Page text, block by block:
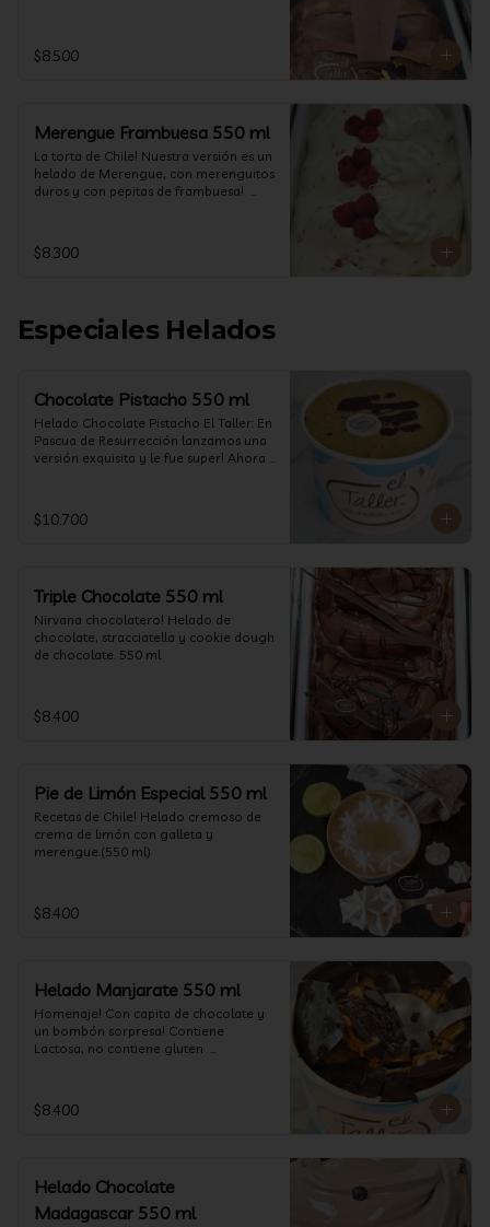
$8.500
Merengue Frambuesa 550 ml
La torta de Chile! Nuestra versión es un
helado de Merengue, con merenguitos
duros y con pepitas de frambuesa!
$8.300
Especiales Helados
Chocolate Pistacho 550 ml
Helado Chocolate Pistacho El Taller: En
Pascua de Resurrección lanzamos una
versión exquisita y le fue super! Ahora
calidad, al centro una bomba de
chocolate blanco relleno de crema de
$10.700
Triple Chocolate 550 ml
Nirvana chocolatero! Helado de
chocolate, stracciatella y cookie dough
de chocolate. 550 ml
$8.400
Pie de Limón Especial 550 ml
Recetas de Chile! Helado cremoso de
crema de limón con galleta y
merengue.(550 ml)
$8.400
Helado Manjarate 550 ml
Homenaje! Con capita de chocolate y
un bombón sorpresa! Contiene
Lactosa, no contiene gluten
$8.400
Helado Chocolate
Madagascar 550 ml